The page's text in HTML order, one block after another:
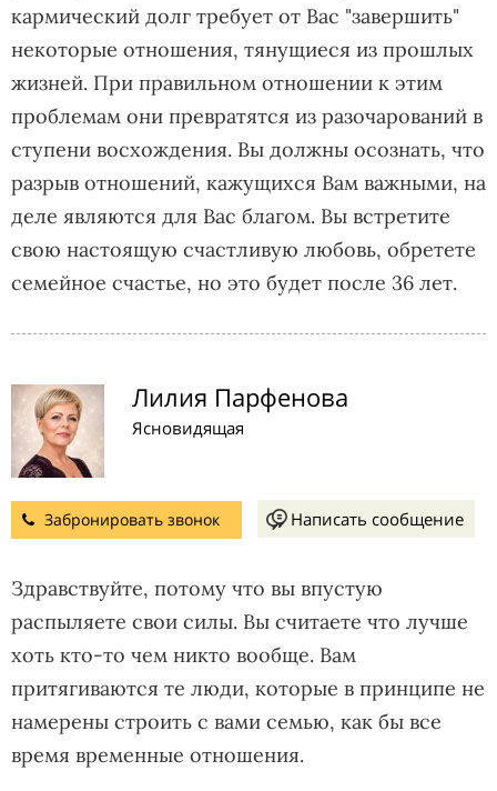
кармический долг требует от Вас "завершить"
некоторые отношения, тянущиеся из прошлых
жизней. При правильном отношении к этим
проблемам они превратятся из разочарований в
ступени восхождения. Вы должны осознать, что
разрыв отношений, кажущихся Вам важными, на
деле являются для Вас благом. Вы встретите
свою настоящую счастливую любовь, обретете
семейное счастье, но это будет после 36 лет.
Лилия Парфенова
Ясновидящая
Забронировать звонок Написать сообщение
Здравствуйте, потому что вы впустую
распыляете свои силы. Вы считаете что лучше
хоть кто-то чем никто вообще. Вам
притягиваются те люди, которые в принципе не
намерены строить с вами семью, как бы все
время временные отношения.